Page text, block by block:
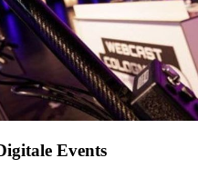
Events